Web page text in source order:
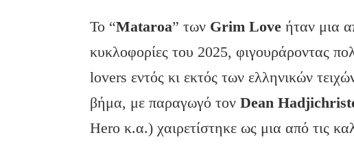
Το “Μataroa” των Grim Love ήταν μια
κυκλοφορίες του 2025, φιγουράροντας
lovers εντός κι εκτός των ελληνικών
βήμα, με παραγωγό τονDean
Hero κ.α.) χαιρετίστηκε ως μια από τις